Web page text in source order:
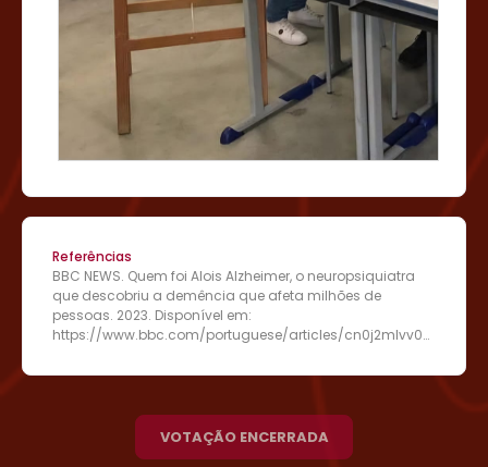
Referências
BBC NEWS. Quem foi Alois Alzheimer, o neuropsiquiatra
que descobriu a demência que afeta milhões de
pessoas. 2023. Disponível em:
https://www.bbc.com/portuguese/articles/cn0j2mlvv0y
s.d.Disponível em: https://iclinic.com.br/cid/f03/ .
apolipoproteina E- Teste de proteção à doença de
Disponívelem:https://www.dle.com.br/artigos-
VOTAÇÃO ENCERRADA